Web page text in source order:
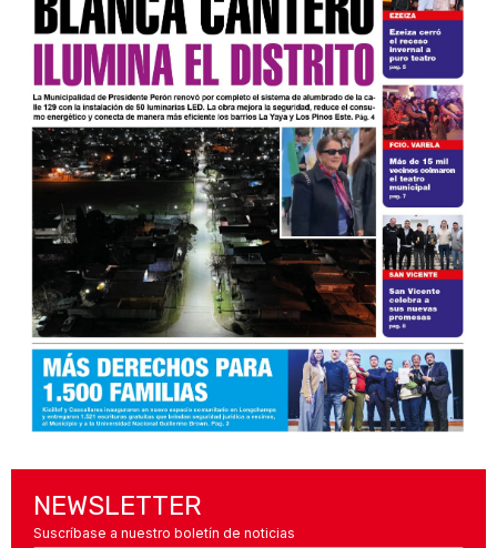
NEWSLETTER
Suscríbase a nuestro boletín de noticias